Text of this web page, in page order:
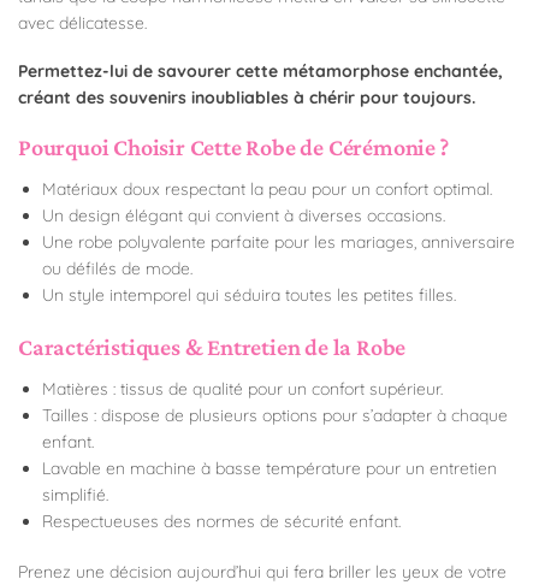
avec délicatesse.
Permettez-lui de savourer cette métamorphose enchantée,
créant des souvenirs inoubliables à chérir pour toujours.
Pourquoi Choisir Cette Robe de Cérémonie ?
Matériaux doux respectant la peau pour un confort optimal.
Un design élégant qui convient à diverses occasions.
Une robe polyvalente parfaite pour les mariages, anniversaire
ou défilés de mode.
Un style intemporel qui séduira toutes les petites filles.
Caractéristiques & Entretien de la Robe
Matières : tissus de qualité pour un confort supérieur.
Tailles : dispose de plusieurs options pour s’adapter à chaque
enfant.
Lavable en machine à basse température pour un entretien
simplifié.
Respectueuses des normes de sécurité enfant.
Prenez une décision aujourd’hui qui fera briller les yeux de votre